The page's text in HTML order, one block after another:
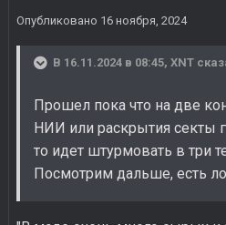
Опубликовано 16 ноября, 2024
В 16.11.2024 в 08:45, XNT
Прошел пока что на две
НИИ или раскрытия секты
то идет штурмовать в три
Посмотрим дальше, есть